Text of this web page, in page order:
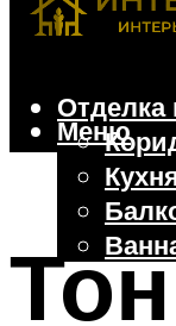
Дачные
Меню